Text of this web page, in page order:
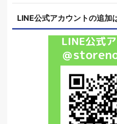
LINE公式アカウントの追加